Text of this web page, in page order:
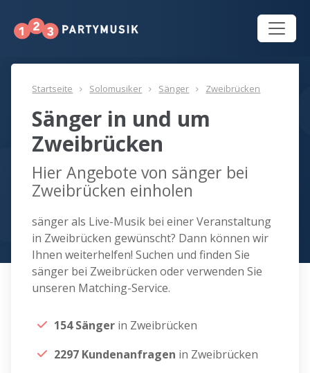
Startseite Solomusiker Sänger Zweibrücken
Sänger in und um
Zweibrücken
Hier Angebote von sänger bei
Zweibrücken einholen
sänger als Live-Musik bei einer Veranstaltung
in Zweibrücken gewünscht? Dann können wir
Ihnen weiterhelfen! Suchen und finden Sie
sänger bei Zweibrücken oder verwenden Sie
unseren Matching-Service.
154 Sänger in Zweibrücken
2297 Kundenanfragen in Zweibrücken